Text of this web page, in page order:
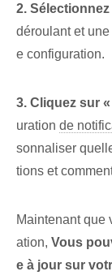
2.
déroulant et
e configuration.
3. ⁤Cliquez sur
uration de
sonnaliser
tions et
Maintenant que
ation, Vous
e à jour sur